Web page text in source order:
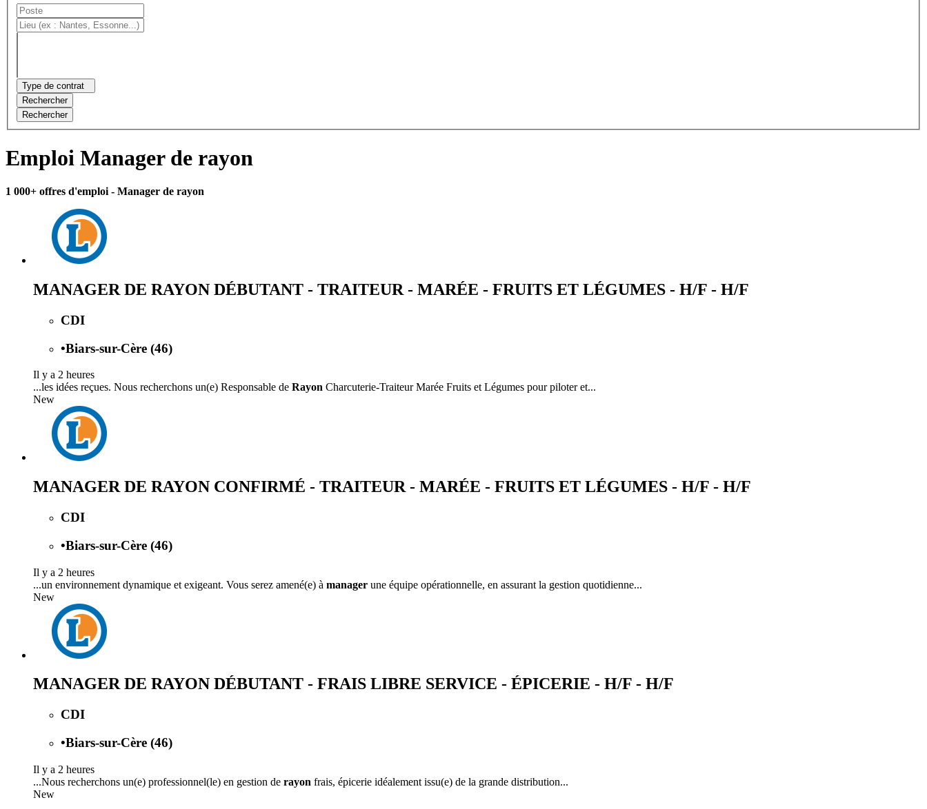
Type de contrat
Rechercher
Rechercher
Emploi Manager de rayon
1 000+ offres d'emploi - Manager de rayon
MANAGER DE RAYON DÉBUTANT - TRAITEUR - MARÉE - FRUITS ET LÉGUMES - H/F - H/F
CDI
•Biars-sur-Cère (46)
Il y a 2 heures
...les idées reçues. Nous recherchons un(e) Responsable de Rayon Charcuterie-Traiteur Marée Fruits et Légumes pour piloter et...
New
MANAGER DE RAYON CONFIRMÉ - TRAITEUR - MARÉE - FRUITS ET LÉGUMES - H/F - H/F
CDI
•Biars-sur-Cère (46)
Il y a 2 heures
...un environnement dynamique et exigeant. Vous serez amené(e) à manager une équipe opérationnelle, en assurant la gestion quotidienne...
New
MANAGER DE RAYON DÉBUTANT - FRAIS LIBRE SERVICE - ÉPICERIE - H/F - H/F
CDI
•Biars-sur-Cère (46)
Il y a 2 heures
...Nous recherchons un(e) professionnel(le) en gestion de rayon frais, épicerie idéalement issu(e) de la grande distribution...
New